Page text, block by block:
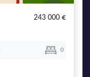
243 000 €
0